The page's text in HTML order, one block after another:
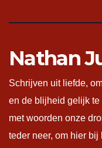
Nathan
Schrijven uit liefde,
en de blijheid gelijk te
met woorden onze
teder neer, om hier